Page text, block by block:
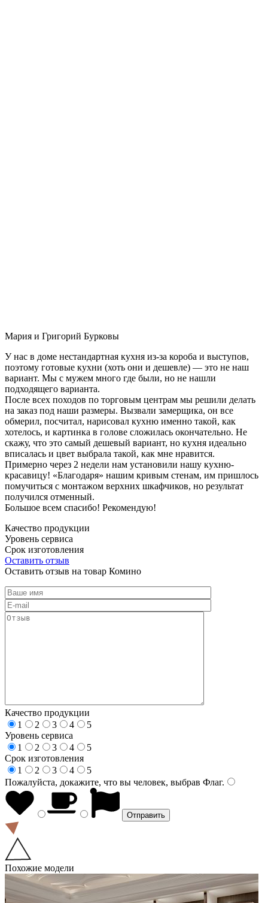
Мария и Григорий Бурковы
У нас в доме нестандартная кухня из-за короба и выступов,
поэтому готовые кухни (хоть они и дешевле) — это не наш
вариант. Мы с мужем много где были, но не нашли
подходящего варианта.
После всех походов по торговым центрам мы решили делать
на заказ под наши размеры. Вызвали замерщика, он все
обмерил, посчитал, нарисовал кухню именно такой, как
хотелось, и картинка в голове сложилась окончательно. Не
скажу, что это самый дешевый вариант, но кухня идеально
вписалась и цвет выбрала такой, как мне нравится.
Примерно через 2 недели нам установили нашу кухню-
красавицу! «Благодаря» нашим кривым стенам, им пришлось
помучиться с монтажом верхних шкафчиков, но результат
получился отменный.
Большое всем спасибо! Рекомендую!
Качество продукции
Уровень сервиса
Срок изготовления
Оставить отзыв
Оставить отзыв на товар Комино
Качество продукции
1
2 3 4
5
Уровень сервиса
1
2 3 4
5
Срок изготовления
1
2 3 4
5
Пожалуйста, докажите, что вы человек, выбрав Флаг.
Похожие модели